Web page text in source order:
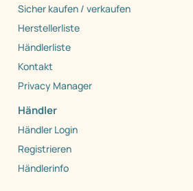
Über Caraworld
Mediadaten
Service
Sicher kaufen / verkaufen
Herstellerliste
Händlerliste
Kontakt
Privacy Manager
Händler